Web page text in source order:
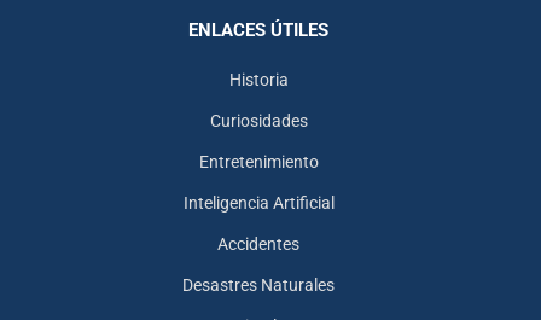
ENLACES ÚTILES
Historia
Curiosidades
Entretenimiento
Inteligencia Artificial
Accidentes
Desastres Naturales